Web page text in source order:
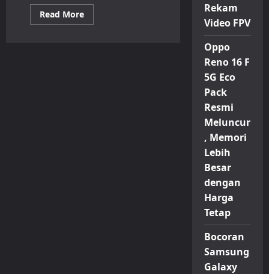
Read MoreRead
more
Rekam
Video FPV
Oppo
Reno 16 F
5G Eco
Pack
Resmi
Meluncur
, Memori
Lebih
Besar
dengan
Harga
Tetap
Bocoran
Samsung
Galaxy